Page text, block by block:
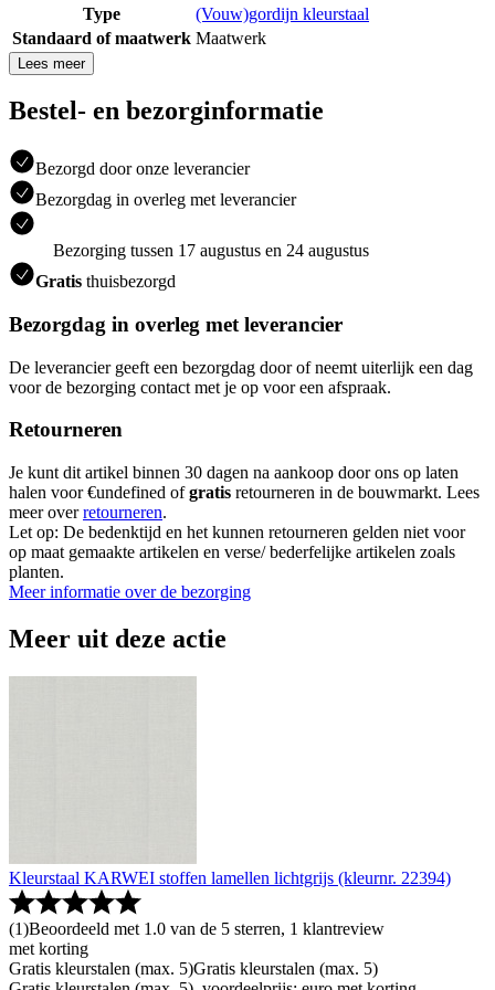
Type
(Vouw)gordijn kleurstaal
Standaard of maatwerk Maatwerk
Lees meer
Bestel- en bezorginformatie
Bezorgd door onze leverancier
Bezorgdag in overleg met leverancier
Bezorging tussen 17 augustus en 24 augustus
Gratis thuisbezorgd
Bezorgdag in overleg met leverancier
De leverancier geeft een bezorgdag door of neemt uiterlijk een dag
voor de bezorging contact met je op voor een afspraak.
Retourneren
Je kunt dit artikel binnen 30 dagen na aankoop door ons op laten
halen voor €undefined ofgratis retourneren in de bouwmarkt. Lees
meer overretourneren.
Let op: De bedenktijd en het kunnen retourneren gelden niet voor
op maat gemaakte artikelen en verse/ bederfelijke artikelen zoals
planten.
Meer informatie over de bezorging
Meer uit deze actie
Kleurstaal KARWEI stoffen lamellen lichtgrijs (kleurnr. 22394)
(1)Beoordeeld met 1.0 van de 5 sterren, 1 klantreview
met korting
Gratis kleurstalen (max. 5)Gratis kleurstalen (max. 5)